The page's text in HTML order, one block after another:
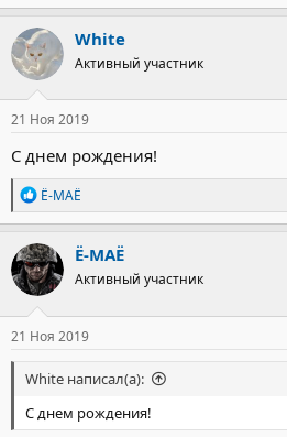
а
к
ц
и
и
:
White
Активный участник
21 Ноя 2019
С днем рождения!
Р
е
а
к
ц
и
и
:
Ё-МАЁ
Ё-МАЁ
Активный участник
21 Ноя 2019
White написал(а):
С днем рождения!